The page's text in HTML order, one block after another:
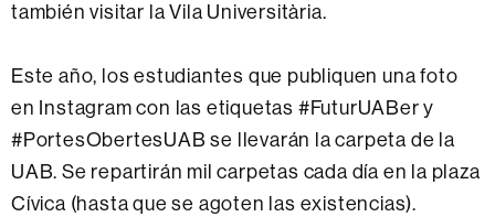
también visitar la Vila Universitària.
Este año, los estudiantes que publiquen una foto
en Instagram con las etiquetas #FuturUABer y
#PortesObertesUAB se llevarán la carpeta de la
UAB. Se repartirán mil carpetas cada día en la plaza
Cívica (hasta que se agoten las existencias).